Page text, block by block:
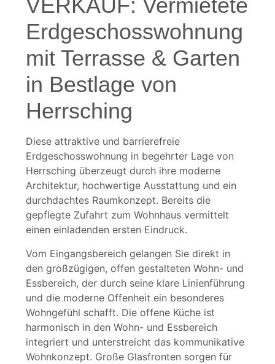
VERKAUF: Vermietete
Erdgeschosswohnung
mit Terrasse & Garten
in Bestlage von
Herrsching
Diese attraktive und barrierefreie
Erdgeschosswohnung in begehrter Lage von
Herrsching überzeugt durch ihre moderne
Architektur, hochwertige Ausstattung und ein
durchdachtes Raumkonzept. Bereits die
gepflegte Zufahrt zum Wohnhaus vermittelt
einen einladenden ersten Eindruck.
Vom Eingangsbereich gelangen Sie direkt in
den großzügigen, offen gestalteten Wohn- und
Essbereich, der durch seine klare Linienführung
und die moderne Offenheit ein besonderes
Wohngefühl schafft. Die offene Küche ist
harmonisch in den Wohn- und Essbereich
integriert und unterstreicht das kommunikative
Wohnkonzept. Große Glasfronten sorgen für